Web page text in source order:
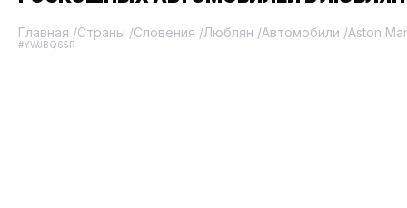
Главная /Страны /Словения /Люблян /Автомобили /Aston
#YWJBQ65R